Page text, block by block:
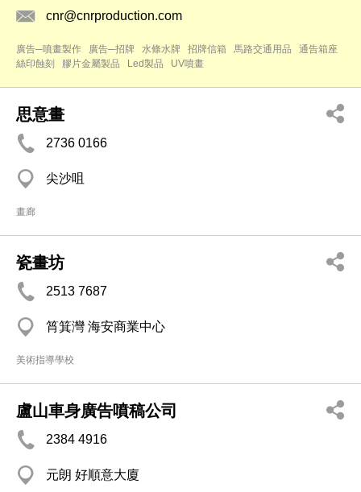
cnr@cnrproduction.com
廣告─噴畫製作 廣告─招牌 水條水牌 招牌信箱 馬路交通用品
通告箱座
絲印蝕刻
膠片金屬製品 Led製品 UV噴畫
思意畫
2736 0166
尖沙咀
畫廊
瓷畫坊
2513 7687
筲箕灣 海安商業中心
美術指導學校
盧山車身廣告噴稿公司
2384 4916
元朗 好順意大廈